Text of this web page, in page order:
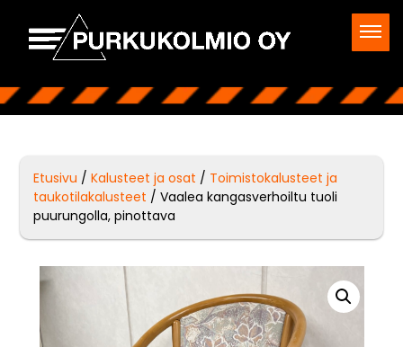
Etusivu /Kalusteet ja osat / Toimistokalusteet ja
taukotilakalusteet / Vaalea kangasverhoiltu tuoli
puurungolla, pinottava